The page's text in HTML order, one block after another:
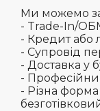
Ми можемо
- Trade-In/
- Кредит або
- Супровід
- Доставка у
-
- Різна